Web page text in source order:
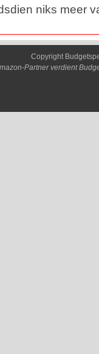
niks meer
Copyright
Partner verdient